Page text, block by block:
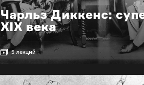
Чарльз Диккенс:
XIX века
5 лекций